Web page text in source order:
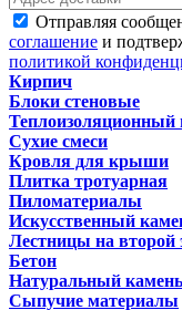
Отправляя
соглашение и
политикой
Кирпич
Блоки стеновые
Теплоизоляционный
Сухие смеси
Кровля для крыши
Плитка тротуарная
Пиломатериалы
Искусственный
Лестницы на второй
Бетон
Натуральный камень
Сыпучие материалы